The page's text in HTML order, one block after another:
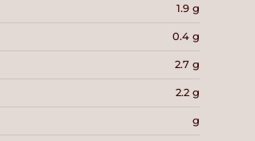
1.9 g
0.4 g
2.7 g
2.2 g
g